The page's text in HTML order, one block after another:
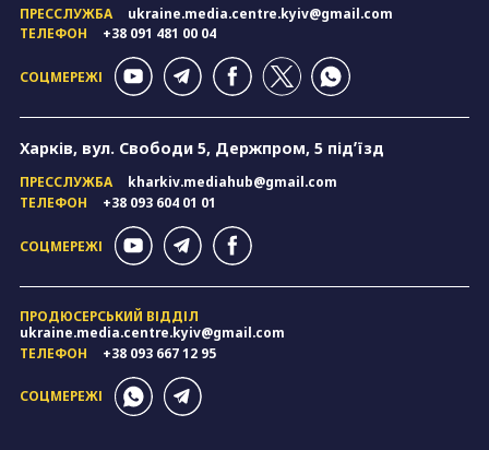
ПРЕССЛУЖБА
ukraine.media.centre.kyiv@gmail.com
ТЕЛЕФОН
+38 091 481 00 04
СОЦМЕРЕЖІ
Харків, вул. Свободи 5, Держпром, 5 підʼїзд
ПРЕССЛУЖБА
kharkiv.mediahub@gmail.com
ТЕЛЕФОН
+38 093 604 01 01
СОЦМЕРЕЖІ
ПРОДЮСЕРСЬКИЙ ВІДДІЛ
ukraine.media.centre.kyiv@gmail.com
ТЕЛЕФОН
+38 093 667 12 95
СОЦМЕРЕЖІ